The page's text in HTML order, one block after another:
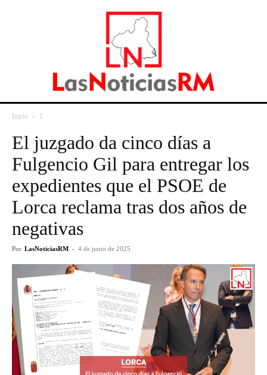
Inicio 1
El juzgado da cinco días a
Fulgencio Gil para entregar los
expedientes que el PSOE de
Lorca reclama tras dos años de
negativas
Por LasNoticiasRM - 4 de junio de 2025